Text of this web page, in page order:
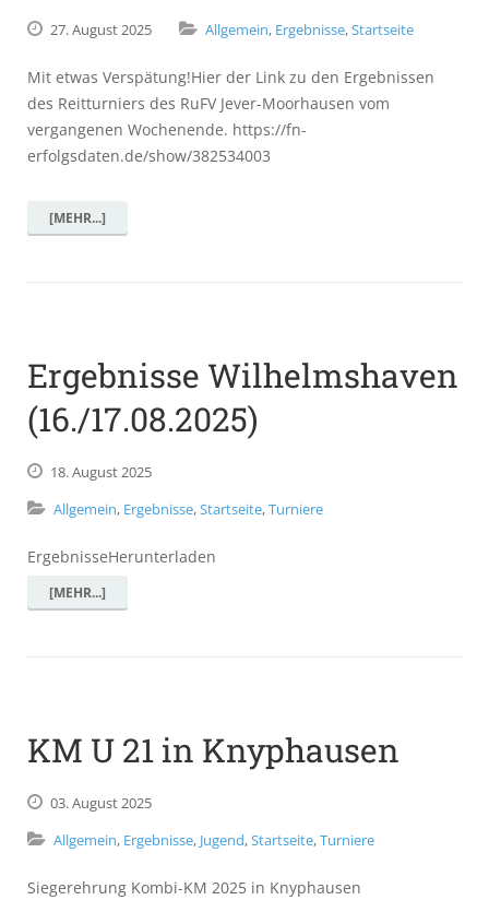
27.August2025 Allgemein, Ergebnisse,Startseite
Mit etwas Verspätung!Hier der Link zu den Ergebnissen
des Reitturniers des RuFV Jever-Moorhausen vom
vergangenen Wochenende. https://fn-
erfolgsdaten.de/show/382534003
[MEHR...]
Ergebnisse Wilhelmshaven
(16./17.08.2025)
18.August2025
Allgemein, Ergebnisse,Startseite,Turniere
ErgebnisseHerunterladen
[MEHR...]
KM U 21 in Knyphausen
03.August2025
Allgemein, Ergebnisse, Jugend,Startseite,Turniere
Siegerehrung Kombi-KM 2025 in Knyphausen